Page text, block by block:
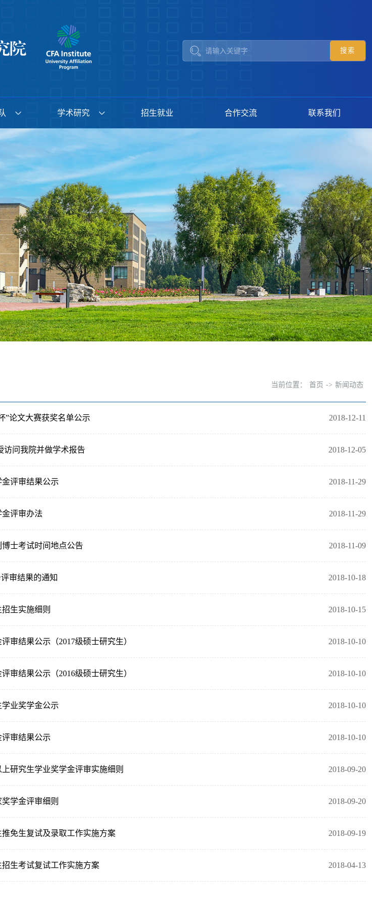
学术研究 招生就业 合作交流 联系我们
当前位置： 首页 -> 新闻动态
2018-12-11
”论文大赛获奖名单公示
2018-12-05
访问我院并做学术报告
2018-11-29
评审结果公示
2018-11-29
评审办法
2018-11-09
士考试时间地点公告
2018-10-18
审结果的通知
2018-10-15
生实施细则
2018-10-10
审结果公示（2017级硕士研究生）
2018-10-10
审结果公示（2016级硕士研究生）
2018-10-10
业奖学金公示
2018-10-10
审结果公示
2018-09-20
研究生学业奖学金评审实施细则
2018-09-20
学金评审细则
2018-09-19
免生复试及录取工作实施方案
2018-04-13
生考试复试工作实施方案